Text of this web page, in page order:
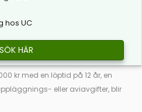
hos UC
HÄR
kr med en löptid på 12 år, en
eller aviavgifter, blir